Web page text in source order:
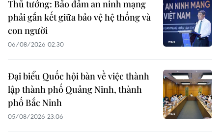
Thủ tướng: Bảo đảm an ninh mạng
phải gắn kết giữa bảo vệ hệ thống và
con người
06/08/2026 02:30
Đại biểu Quốc hội bàn về việc thành
lập thành phố Quảng Ninh, thành
phố Bắc Ninh
05/08/2026 23:06